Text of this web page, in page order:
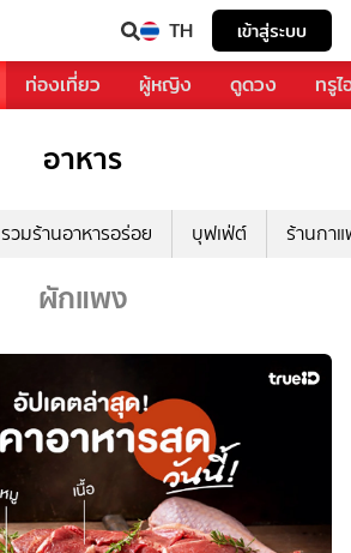
TH เข้าสู่ระบบ
ท่องเที่ยว ผู้หญิง ดูดวง ทรู
อาหาร
รวมร้านอาหารอร่อย บุฟเฟ่ต์ ร้านกา
ผักแพง